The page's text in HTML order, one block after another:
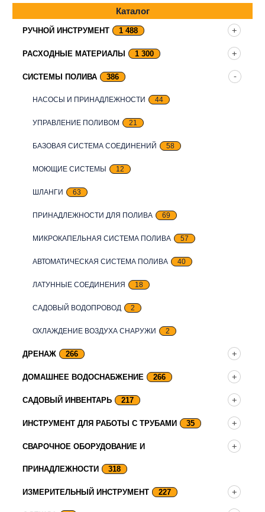
Каталог
РУЧНОЙ ИНСТРУМЕНТ 1 488
РАСХОДНЫЕ МАТЕРИАЛЫ 1 300
СИСТЕМЫ ПОЛИВА 386
НАСОСЫ И ПРИНАДЛЕЖНОСТИ 44
УПРАВЛЕНИЕ ПОЛИВОМ 21
БАЗОВАЯ СИСТЕМА СОЕДИНЕНИЙ 58
МОЮЩИЕ СИСТЕМЫ 12
ШЛАНГИ 63
ПРИНАДЛЕЖНОСТИ ДЛЯ ПОЛИВА 69
МИКРОКАПЕЛЬНАЯ СИСТЕМА ПОЛИВА 57
АВТОМАТИЧЕСКАЯ СИСТЕМА ПОЛИВА 40
ЛАТУННЫЕ СОЕДИНЕНИЯ 18
САДОВЫЙ ВОДОПРОВОД 2
ОХЛАЖДЕНИЕ ВОЗДУХА СНАРУЖИ 2
ДРЕНАЖ 266
ДОМАШНЕЕ ВОДОСНАБЖЕНИЕ 266
САДОВЫЙ ИНВЕНТАРЬ 217
ИНСТРУМЕНТ ДЛЯ РАБОТЫ С ТРУБАМИ 35
СВАРОЧНОЕ ОБОРУДОВАНИЕ И
ПРИНАДЛЕЖНОСТИ 318
ИЗМЕРИТЕЛЬНЫЙ ИНСТРУМЕНТ 227